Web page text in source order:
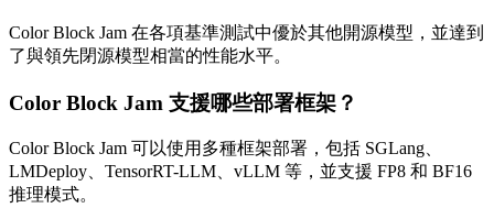
Color Block Jam 在各項基準測試中優於其他開源模型，並達到
了與領先閉源模型相當的性能水平。
Color Block Jam 支援哪些部署框架？
Color Block Jam 可以使用多種框架部署，包括 SGLang、
LMDeploy、TensorRT-LLM、vLLM 等，並支援 FP8 和 BF16
推理模式。